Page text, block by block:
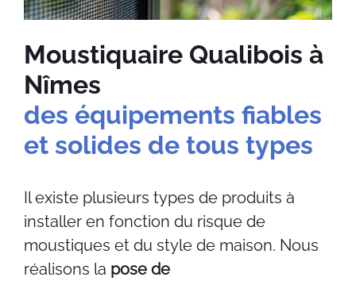
Moustiquaire Qualibois à
Nîmes
des équipements fiables
et solides de tous types
Il existe plusieurs types de produits à
installer en fonction du risque de
moustiques et du style de maison. Nous
réalisons la pose de